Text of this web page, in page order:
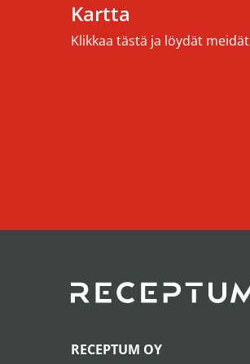
Kartta
Klikkaa tästä ja löydät meidät
RECEPTUM OY